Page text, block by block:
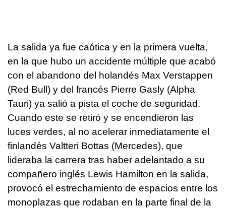
La salida ya fue caótica y en la primera vuelta,
en la que hubo un accidente múltiple que acabó
con el abandono del holandés Max Verstappen
(Red Bull) y del francés Pierre Gasly (Alpha
Tauri) ya salió a pista el coche de seguridad.
Cuando este se retiró y se encendieron las
luces verdes, al no acelerar inmediatamente el
finlandés Valtteri Bottas (Mercedes), que
lideraba la carrera tras haber adelantado a su
compañero inglés Lewis Hamilton en la salida,
provocó el estrechamiento de espacios entre los
monoplazas que rodaban en la parte final de la